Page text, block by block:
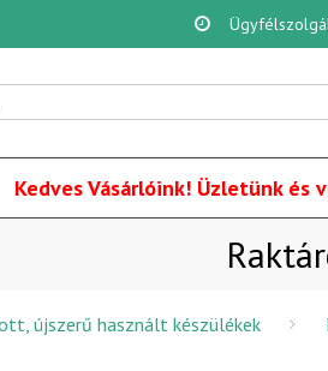
Kedves Vásárlóink! Üzletünk
újszerű használt készülékek